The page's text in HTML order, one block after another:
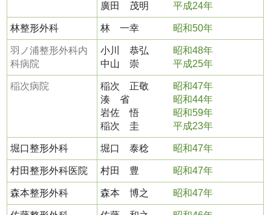
廣田 茂明
平成24年
林整形外科 林 一幸 昭和50年
羽ノ浦整形外科内
科病院
小川 恭弘
昭和48年
中山 崇
平成25年
稲次病院 稲次 正敬
昭和47年
湊 省
昭和44年
岩佐 悟
昭和59年
稲次 圭
平成23年
堀口整形外科 堀口 泰稔 昭和47年
村田整形外科医院 村田 豊 昭和47年
森本整形外科 森本 博之 昭和47年